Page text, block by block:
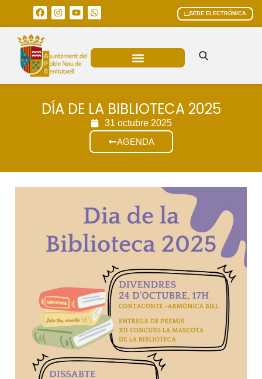
SEDE ELECTRÓNICA
DÍA DE LA BIBLIOTECA 2025
31 octubre 2025
AGENDA